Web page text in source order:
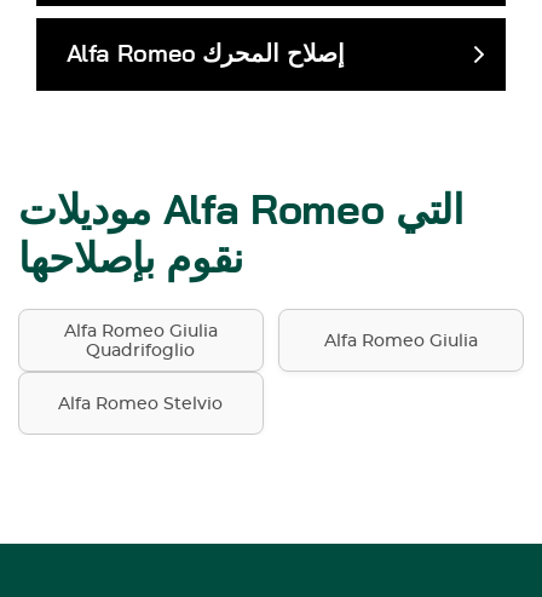
Alfa Romeo إصلاح المحرك
موديلات Alfa Romeo التي
نقوم بإصلاحها
Alfa Romeo Giulia
Quadrifoglio
Alfa Romeo Giulia
Alfa Romeo Stelvio